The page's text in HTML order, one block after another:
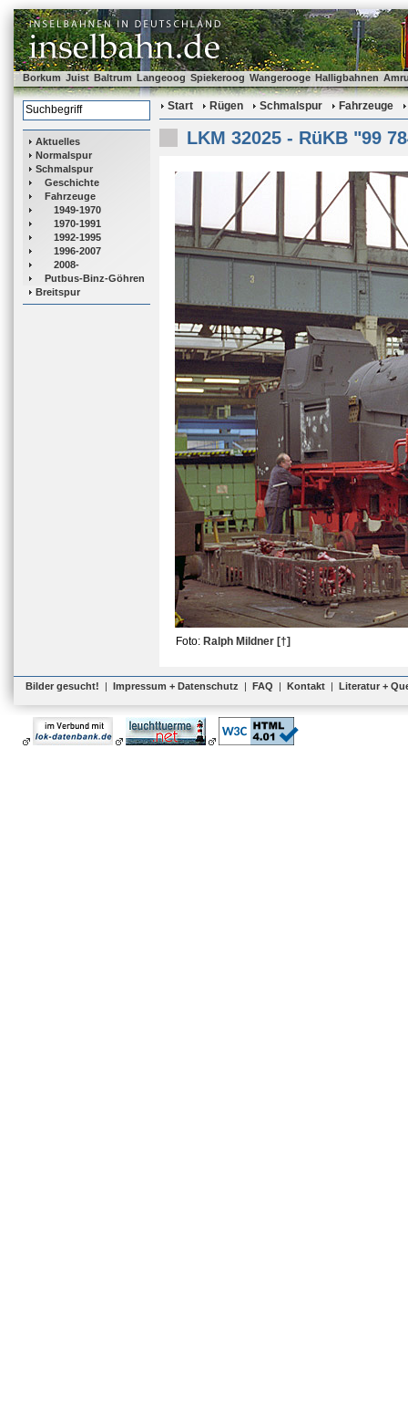
Borkum Juist Baltrum Langeoog Spiekeroog Wangerooge Halligbahnen
Aktuelles
Normalspur
Schmalspur
Geschichte
Fahrzeuge
1949-1970
1970-1991
1992-1995
1996-2007
2008-
Putbus-Binz-Göhren
Breitspur
Start Rügen Schmalspur Fahrzeuge
LKM 32025 - RüKB "99
Foto: Ralph Mildner [†]
Bilder gesucht! | Impressum + Datenschutz | FAQ | Kontakt | Literatur +